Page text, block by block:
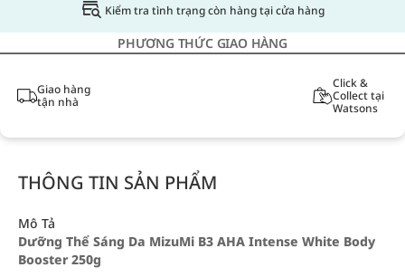
Kiểm tra tình trạng còn hàng tại cửa hàng
PHƯƠNG THỨC GIAO HÀNG
Giao hàng
tận nhà
Click &
Collect tại
Watsons
THÔNG TIN SẢN PHẨM
Mô Tả
Dưỡng Thể Sáng Da MizuMi B3 AHA Intense White Body
Booster 250g